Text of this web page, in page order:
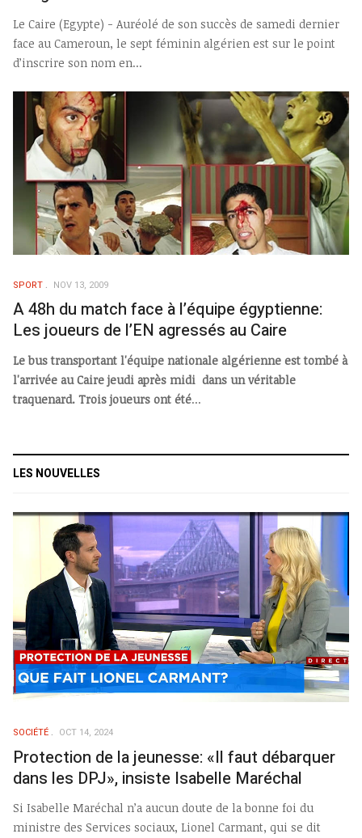
Le Caire (Egypte) - Auréolé de son succès de samedi dernier
face au Cameroun, le sept féminin algérien est sur le point
d’inscrire son nom en...
SPORT NOV 13, 2009
A 48h du match face à l’équipe égyptienne:
Les joueurs de l’EN agressés au Caire
Le bus transportant l'équipe nationale algérienne est tombé à
l'arrivée au Caire jeudi après midi dans un véritable
traquenard. Trois joueurs ont été...
LES NOUVELLES
SOCIÉTÉ OCT 14, 2024
Protection de la jeunesse: «Il faut débarquer
dans les DPJ», insiste Isabelle Maréchal
Si Isabelle Maréchal n’a aucun doute de la bonne foi du
ministre des Services sociaux, Lionel Carmant, qui se dit